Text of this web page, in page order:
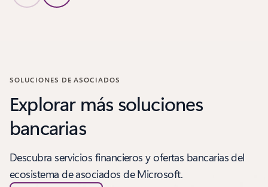
SOLUCIONES DE ASOCIADOS
Explorar más soluciones
bancarias
Descubra servicios financieros y ofertas bancarias del
ecosistema de asociados de Microsoft.